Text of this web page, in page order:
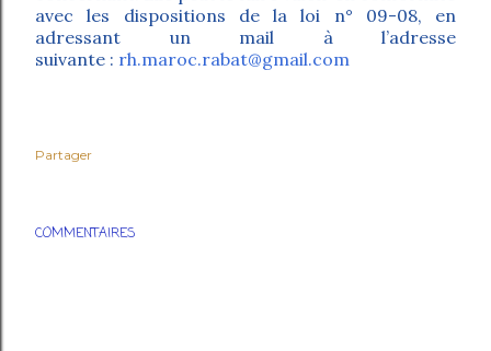
avec les dispositions de la loi n° 09-08, en
adressant un mail à l’adresse
suivante : rh.maroc.rabat@gmail.com
Partager
COMMENTAIRES